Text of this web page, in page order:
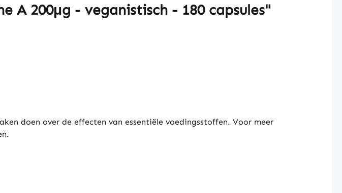
200μg - veganistisch - 180 capsules"
doen over de effecten van essentiële voedingsstoffen. Voor meer